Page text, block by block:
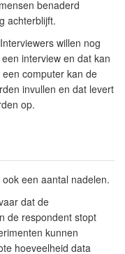
benaderd
achterblijft.
Interviewers willen nog
interview en dat kan
computer kan de
invullen en dat levert
op.
een aantal nadelen.
dat de
de respondent stopt
kunnen
hoeveelheid data